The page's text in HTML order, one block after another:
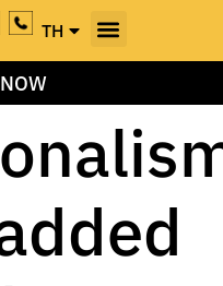
TH
EN